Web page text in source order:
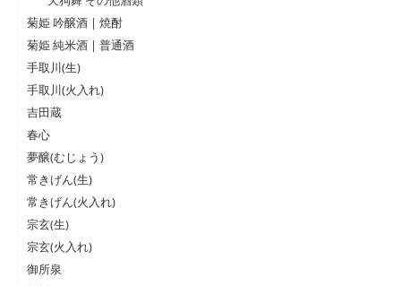
菊姫 吟醸酒 | 焼酎
菊姫 純米酒 | 普通酒
手取川(生)
手取川(火入れ)
吉田蔵
春心
夢醸(むじょう)
常きげん(生)
常きげん(火入れ)
宗玄(生)
宗玄(火入れ)
御所泉